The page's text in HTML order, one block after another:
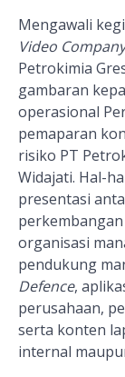
Mengawali
Video
Petrokimia
gambaran
operasional
pemaparan
risiko PT
Widajati. Hal-
presentasi
organisasi
pendukung
Defence,
perusahaan,
serta konten
internal